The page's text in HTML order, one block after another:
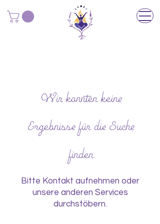
Wir konnten keine
Ergebnisse für die Suche
finden
Bitte Kontakt aufnehmen oder
unsere anderen Services
durchstöbern.